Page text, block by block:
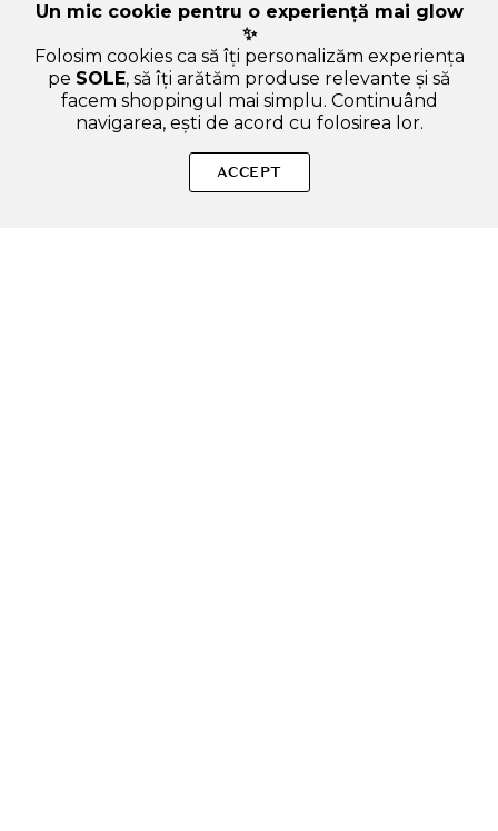
Snail Repair Intensive BB Cream SPF 50 PA+++, 25 , 50 ml -
crema coloranta de fata formulata cu extract de mucina de
Un mic cookie pentru o experiență mai glow
✨
Folosim cookies ca să îți personalizăm experiența
pe SOLE, să îți arătăm produse relevante și să
facem shoppingul mai simplu. Continuând
navigarea, ești de acord cu folosirea lor.
ACCEPT